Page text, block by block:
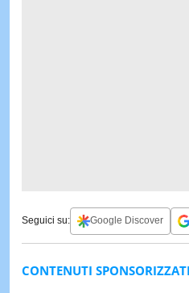
Seguici su: Google Discover